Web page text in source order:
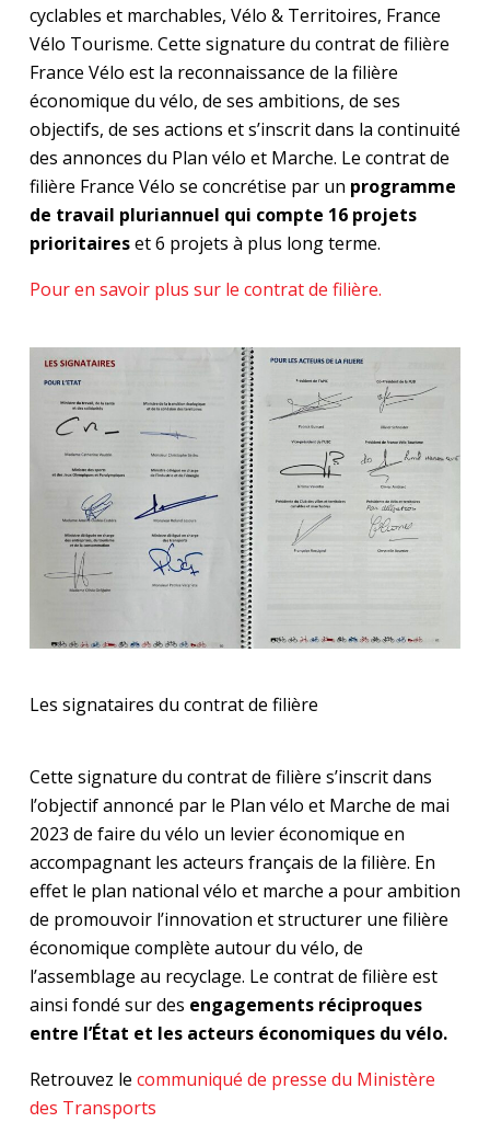
cyclables et marchables, Vélo & Territoires, France
Vélo Tourisme. Cette signature du contrat de filière
France Vélo est la reconnaissance de la filière
économique du vélo, de ses ambitions, de ses
objectifs, de ses actions et s’inscrit dans la continuité
des annonces du Plan vélo et Marche. Le contrat de
filière France Vélo se concrétise par un programme
de travail pluriannuel qui compte 16 projets
prioritaireset 6 projets à plus long terme.
Pour en savoir plus sur le contrat de filière.
Les signataires du contrat de filière
Cette signature du contrat de filière s’inscrit dans
l’objectif annoncé par le Plan vélo et Marche de mai
2023 de faire du vélo un levier économique en
accompagnant les acteurs français de la filière. En
effet le plan national vélo et marche a pour ambition
de promouvoir l’innovation et structurer une filière
économique complète autour du vélo, de
l’assemblage au recyclage. Le contrat de filière est
ainsi fondé sur des engagements réciproques
entre l’État et les acteurs économiques du vélo.
Retrouvez le communiqué de presse du Ministère
des Transports